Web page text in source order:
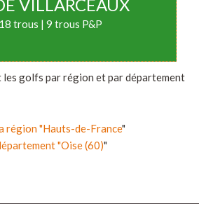
VILLARCEAUX
18 trous | 9 trous P&P
les golfs par région et par département
région "Hauts-de-France"
"Oise (60)"